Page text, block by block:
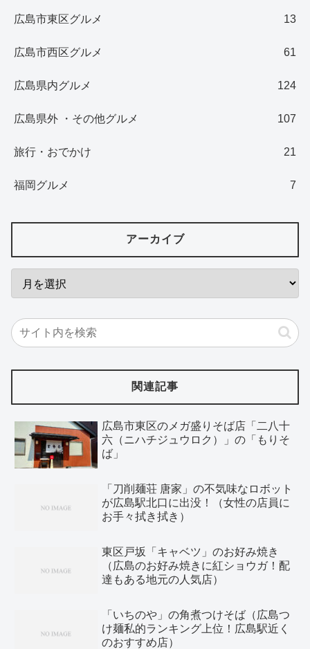
広島市東区グルメ 13
広島市西区グルメ 61
広島県内グルメ 124
広島県外 ・その他グルメ 107
旅行・おでかけ 21
福岡グルメ 7
アーカイブ
関連記事
広島市東区のメガ盛りそば店「二八十
六（ニハチジュウロク）」の「もりそ
ば」
「刀削麺荘 唐家」の不気味なロボット
が広島駅北口に出没！（女性の店員に
お手々拭き拭き）
東区戸坂「キャベツ」のお好み焼き
（広島のお好み焼きに紅ショウガ！配
達もある地元の人気店）
「いちのや」の角煮つけそば（広島つ
け麺私的ランキング上位！広島駅近く
のおすすめ店）